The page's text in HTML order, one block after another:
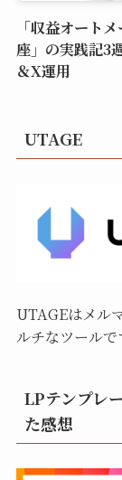
「収益オート
座」の実践記3
＆X運用
UTAGE
UTAGEはメル
ルチなツールで
LPテンプレ
た感想